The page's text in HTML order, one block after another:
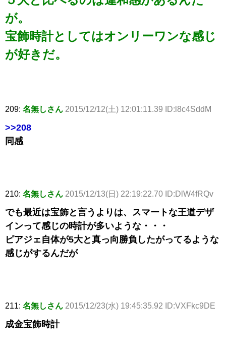
が。
宝飾時計としてはオンリーワンな感じ
が好きだ。
209: 名無しさん 2015/12/12(土) 12:01:11.39 ID:l8c4SddM
>>208
同感
210: 名無しさん 2015/12/13(日) 22:19:22.70 ID:DlW4fRQv
でも最近は宝飾と言うよりは、スマートな王道デザ
インって感じの時計が多いような・・・
ピアジェ自体が5大と真っ向勝負したがってるような
感じがするんだが
211: 名無しさん 2015/12/23(水) 19:45:35.92 ID:VXFkc9DE
成金宝飾時計